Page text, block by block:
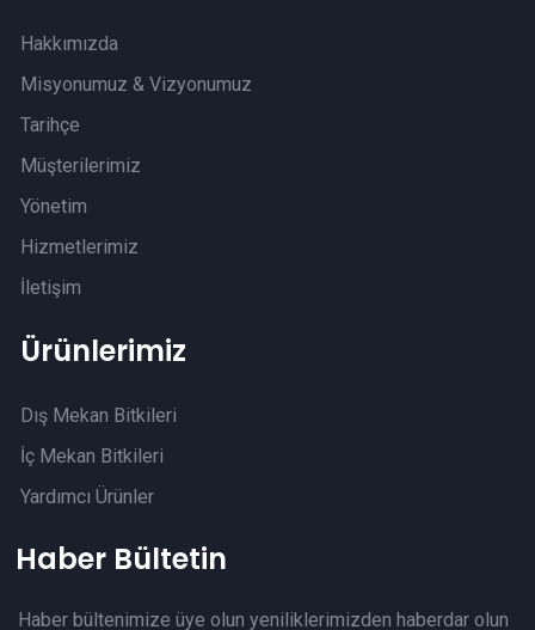
Hakkımızda
Misyonumuz & Vizyonumuz
Tarihçe
Müşterilerimiz
Yönetim
Hizmetlerimiz
İletişim
Ürünlerimiz
Dış Mekan Bitkileri
İç Mekan Bitkileri
Yardımcı Ürünler
Haber Bültetin
Haber bültenimize üye olun yeniliklerimizden haberdar olun